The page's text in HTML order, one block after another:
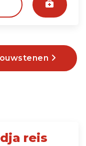
reis